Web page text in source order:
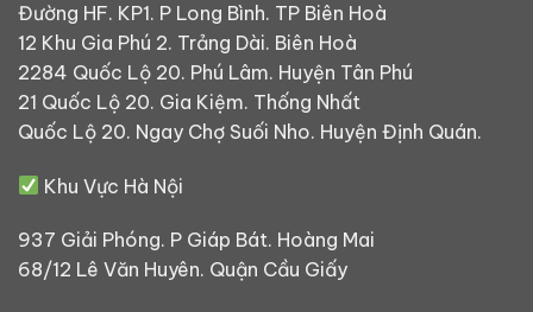
Đường HF. KP1. P Long Bình. TP Biên Hoà
12 Khu Gia Phú 2. Trảng Dài. Biên Hoà
2284 Quốc Lộ 20. Phú Lâm. Huyện Tân Phú
21 Quốc Lộ 20. Gia Kiệm. Thống Nhất
Quốc Lộ 20. Ngay Chợ Suối Nho. Huyện Định Quán.
Khu Vực Hà Nội
937 Giải Phóng. P Giáp Bát. Hoàng Mai
68/12 Lê Văn Huyên. Quận Cầu Giấy